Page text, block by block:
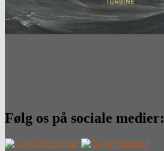
Følg os på sociale medier: